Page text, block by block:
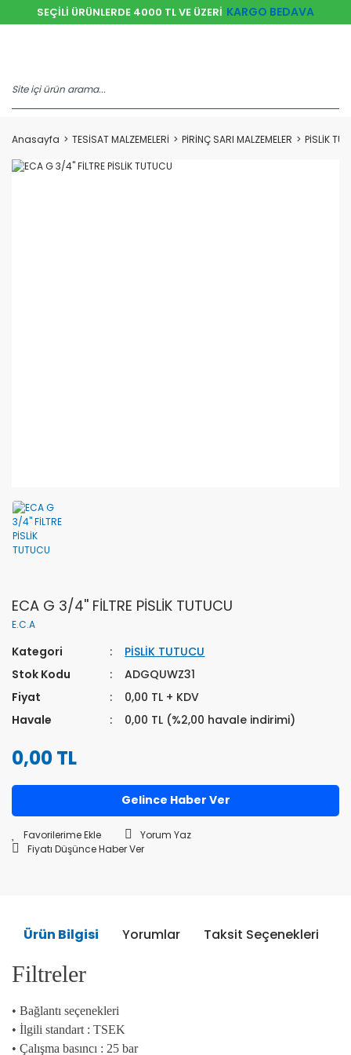
SEÇİLİ ÜRÜNLERDE 4000 TL VE ÜZERİ KARGO BEDAVA
Anasayfa TESİSAT MALZEMELERİ PİRİNÇ SARI MALZEMELER PİSLİK
ECA G 3/4'' FİLTRE PİSLİK TUTUCU
E.C.A
Kategori
PİSLİK TUTUCU
Stok Kodu
ADGQUWZ31
Fiyat
0,00 TL + KDV
Havale
0,00 TL (%2,00 havale indirimi)
0,00 TL
Gelince Haber Ver
Yorum Yaz
Fiyatı Düşünce Haber Ver
Ürün Bilgisi Yorumlar Taksit Seçenekleri
Filtreler
• Bağlantı seçenekleri
• İlgili standart : TSEK
• Çalışma basıncı : 25 bar